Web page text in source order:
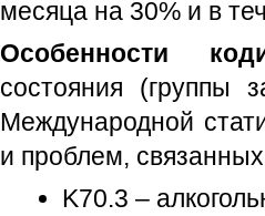
месяца на 30% и в
Особенности
состояния (группы
Международной
и проблем,
K70.3 –